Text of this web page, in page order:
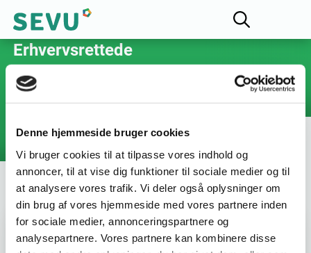
Denne hjemmeside bruger cookies
Vi bruger cookies til at tilpasse vores indhold og
annoncer, til at vise dig funktioner til sociale medier og til
at analysere vores trafik. Vi deler også oplysninger om
din brug af vores hjemmeside med vores partnere inden
for sociale medier, annonceringspartnere og
analysepartnere. Vores partnere kan kombinere disse
Fællesudvalget for
Erhvervsrettede
Velfærdsuddannelser
Erhvervsuddannelser og AMU-uddannelser på
Varighed :3 dage